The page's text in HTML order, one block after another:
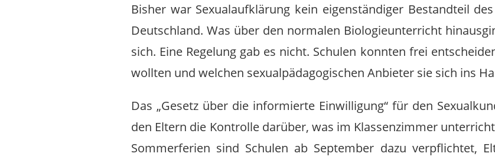
Bisher war Sexualaufklärung kein eigenständiger Bestandteil
Deutschland. Was über den normalen Biologieunterricht
sich. Eine Regelung gab es nicht. Schulen konnten frei
wollten und welchen sexualpädagogischen Anbieter sie sich ins
Das „Gesetz über die informierte Einwilligung“ für den
den Eltern die Kontrolle darüber, was im Klassenzimmer
Sommerferien sind Schulen ab September dazu verpflichtet,